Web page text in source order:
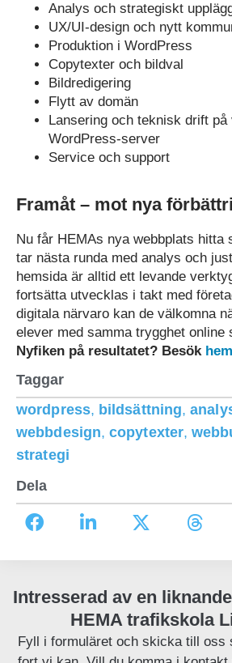
Analys och strategiskt
UX/UI-design och nytt
Produktion i WordPress
Copytexter och bildval
Bildredigering
Flytt av domän
Lansering och teknisk drift på
WordPress‑server
Service och support
Framåt – mot nya
Nu får HEMAs nya webbplats hitta
tar nästa runda med analys och
hemsida är alltid ett levande
fortsätta utvecklas i takt med
digitala närvaro kan de välkomna
elever med samma trygghet online
Nyfiken på resultatet? Besök
Taggar
wordpress, bildsättning,
webbdesign, copytexter,
strategi
Dela
Intresserad av en
HEMA trafikskola
Fyll i formuläret och skicka till oss